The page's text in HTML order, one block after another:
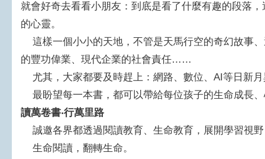
就會好奇去看看小朋友：到底是看了什麼有趣的段落
的心靈。
這樣一個小小的天地，不管是天馬行空的奇幻故事
的豐功偉業、現代企業的社會責任……
尤其，大家都要及時趕上：網路、數位、AI等日新
最盼望每一本書，都可以帶給每位孩子的生命成長
讀萬卷書‧行萬里路
誠邀各界都透過閱讀教育、生命教育，展開學習視
生命閱讀，翻轉生命。